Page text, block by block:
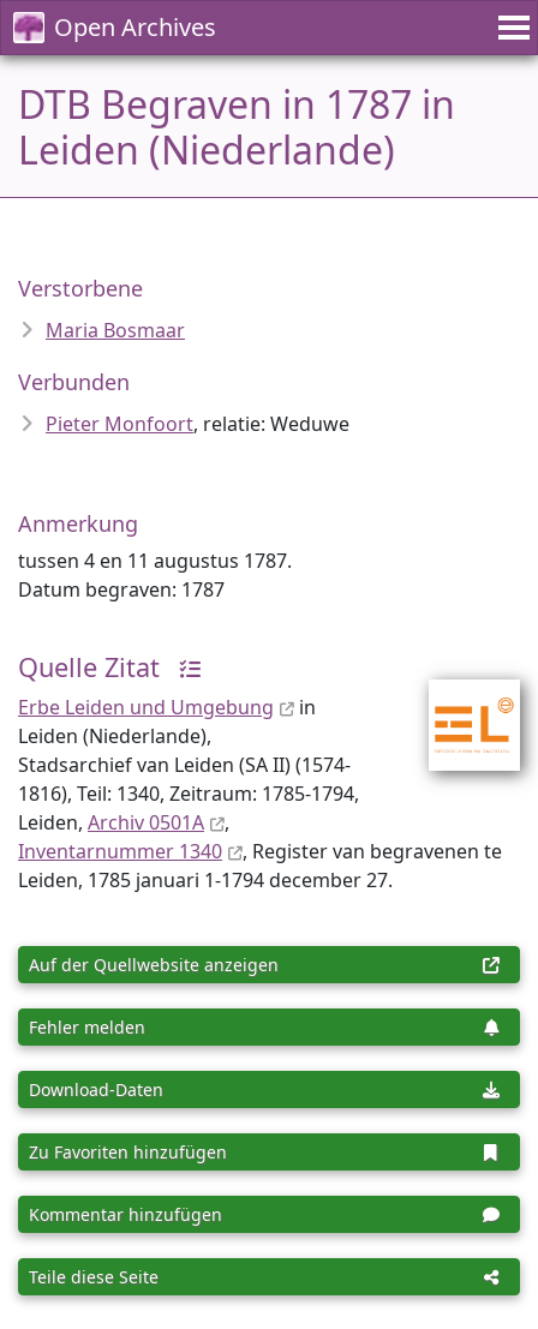
Open Archives
DTB Begraven in 1787 in
Leiden (Niederlande)
Verstorbene
Maria Bosmaar
Verbunden
Pieter Monfoort, relatie: Weduwe
Anmerkung
tussen 4 en 11 augustus 1787.
Datum begraven: 1787
Quelle Zitat
Erbe Leiden und Umgebung
in
Leiden (Niederlande),
Stadsarchief van Leiden (SA II) (1574-
1816), Teil: 1340, Zeitraum: 1785-1794,
Leiden, Archiv 0501A
,
Inventar­nummer 1340
, Register van begravenen te
Leiden, 1785 januari 1-1794 december 27.
Auf der Quellwebsite anzeigen
Fehler melden
Download-Daten
Zu Favoriten hinzufügen
Kommentar hinzufügen
Teile diese Seite